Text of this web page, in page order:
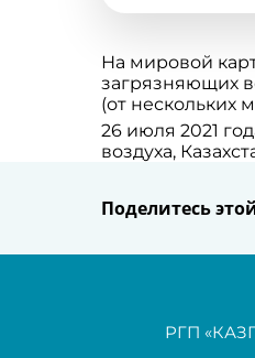
На мировой
загрязняющих
(от нескольких
26 июля 2021
воздуха,
Поделитесь
РГП